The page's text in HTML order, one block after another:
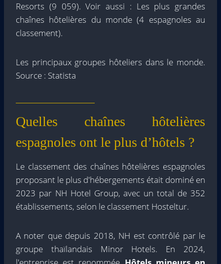
Resorts (9 059). Voir aussi : Les plus grandes
chaînes hôtelières du monde (4 espagnoles au
classement).
Les principaux groupes hôteliers dans le monde.
Source : Statista
Quelles chaînes hôtelières
espagnoles ont le plus d’hôtels ?
Le classement des chaînes hôtelières espagnoles
proposant le plus d'hébergements était dominé en
2023 par NH Hotel Group, avec un total de 352
établissements, selon le classement Hosteltur.
A noter que depuis 2018, NH est contrôlé par le
groupe thaïlandais Minor Hotels. En 2024,